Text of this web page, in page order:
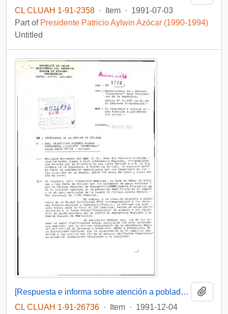
CL CLUAH 1-91-2358 · Item · 1991-07-03
Part of Presidente Patricio Aylwin Azócar (1990-1994)
Untitled
[Respuesta e informa sobre atención a pobladores]
CL CLUAH 1-91-26736 · Item · 1991-12-04